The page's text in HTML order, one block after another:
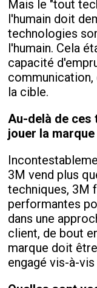
Mais le "tout
l'humain doit
technologies
l'humain. Cela
capacité
la cible.
Au-delà de ces
jouer la marque
3M vend plus
techniques, 3M
performantes
dans une
client, de bout
marque doit
engagé vis-à-